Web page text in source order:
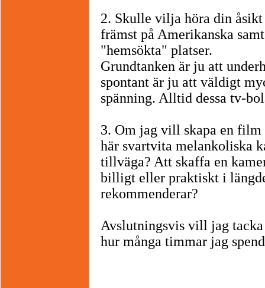
2. Skulle vilja höra din
främst på Amerikanska
"hemsökta" platser.
Grundtanken är ju att
spontant är ju att väldigt
spänning. Alltid dessa tv-
3. Om jag vill skapa en
här svartvita melankoliska
tillväga? Att skaffa en
billigt eller praktiskt i
rekommenderar?
Avslutningsvis vill jag
hur många timmar jag